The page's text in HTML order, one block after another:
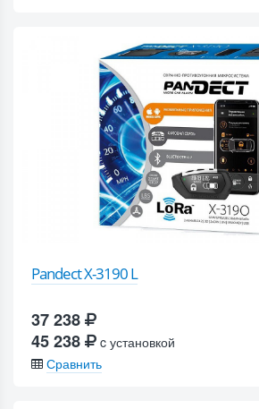
Pandect X-3190 L
37 238
45 238
c установкой
Сравнить